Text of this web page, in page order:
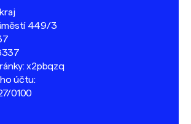
449/3
x2pbqzq
účtu:
0100